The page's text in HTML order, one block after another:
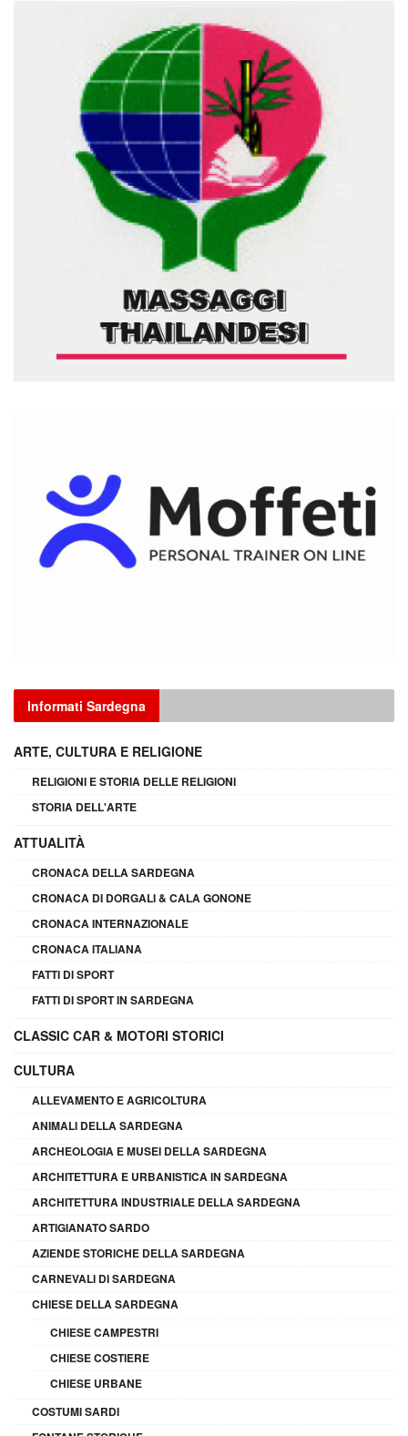
Informati Sardegna
ARTE, CULTURA E RELIGIONE
RELIGIONI E STORIA DELLE RELIGIONI
STORIA DELL'ARTE
ATTUALITÀ
CRONACA DELLA SARDEGNA
CRONACA DI DORGALI & CALA GONONE
CRONACA INTERNAZIONALE
CRONACA ITALIANA
FATTI DI SPORT
FATTI DI SPORT IN SARDEGNA
CLASSIC CAR & MOTORI STORICI
CULTURA
ALLEVAMENTO E AGRICOLTURA
ANIMALI DELLA SARDEGNA
ARCHEOLOGIA E MUSEI DELLA SARDEGNA
ARCHITETTURA E URBANISTICA IN SARDEGNA
ARCHITETTURA INDUSTRIALE DELLA SARDEGNA
ARTIGIANATO SARDO
AZIENDE STORICHE DELLA SARDEGNA
CARNEVALI DI SARDEGNA
CHIESE DELLA SARDEGNA
CHIESE CAMPESTRI
CHIESE COSTIERE
CHIESE URBANE
COSTUMI SARDI